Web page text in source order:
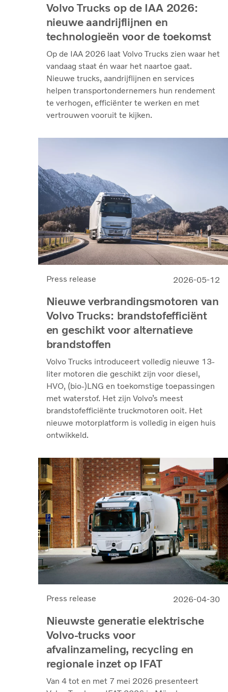
Volvo Trucks op de IAA 2026:
nieuwe aandrijflijnen en
technologieën voor de toekomst
Op de IAA 2026 laat Volvo Trucks zien waar het
vandaag staat én waar het naartoe gaat.
Nieuwe trucks, aandrijflijnen en services
helpen transportondernemers hun rendement
te verhogen, efficiënter te werken en met
vertrouwen vooruit te kijken.
Press release 2026-05-12
Nieuwe verbrandingsmotoren van
Volvo Trucks: brandstofefficiënt
en geschikt voor alternatieve
brandstoffen
Volvo Trucks introduceert volledig nieuwe 13-
liter motoren die geschikt zijn voor diesel,
HVO, (bio-)LNG en toekomstige toepassingen
met waterstof. Het zijn Volvo’s meest
brandstofefficiënte truckmotoren ooit. Het
nieuwe motorplatform is volledig in eigen huis
ontwikkeld.
Press release 2026-04-30
Nieuwste generatie elektrische
Volvo-trucks voor
afvalinzameling, recycling en
regionale inzet op IFAT
Van 4 tot en met 7 mei 2026 presenteert